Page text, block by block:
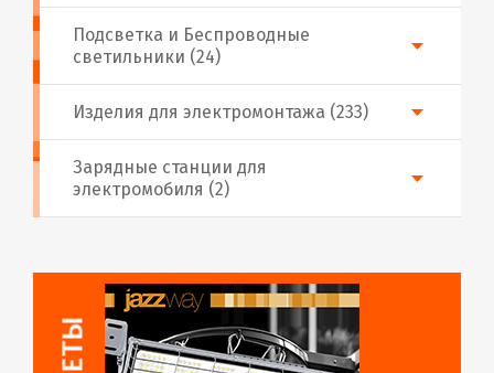
Подсветка и Беспроводные
светильники (24)
Изделия для электромонтажа (233)
Зарядные станции для
электромобиля (2)